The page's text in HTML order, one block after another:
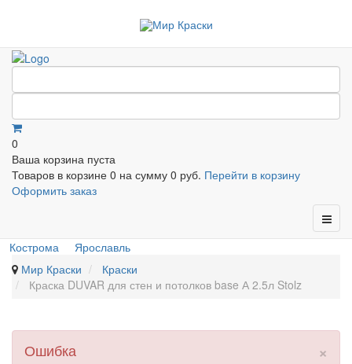
0
Ваша корзина пуста
Товаров в корзине 0 на сумму 0 руб. Перейти в корзину
Оформить заказ
Кострома
Ярославль
Мир Краски
Краски
Краска DUVAR для стен и потолков base А 2.5л Stolz
×
Ошибка